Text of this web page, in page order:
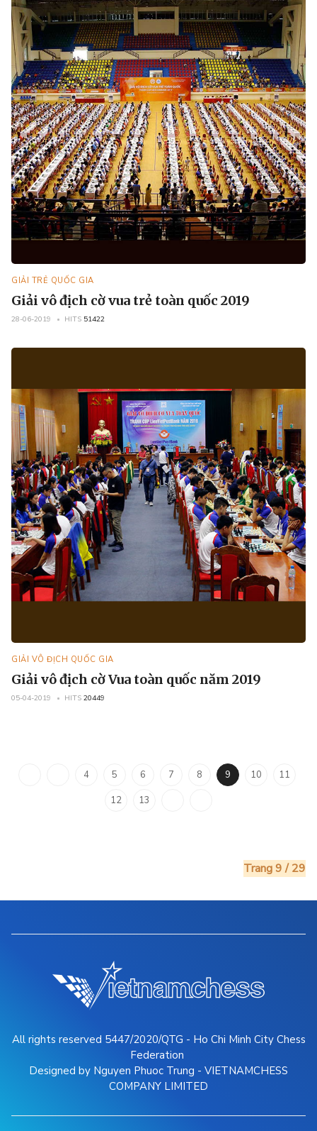
GIẢI TRẺ QUỐC GIA
Giải vô địch cờ vua trẻ toàn quốc 2019
28-06-2019 HITS 51422
GIẢI VÔ ĐỊCH QUỐC GIA
Giải vô địch cờ Vua toàn quốc năm 2019
05-04-2019 HITS 20449
4 5 6 7 8 9 10
11
12
13
Trang 9 / 29
All rights reserved 5447/2020/QTG - Ho Chi Minh City Chess
Federation
Designed by Nguyen Phuoc Trung - VIETNAMCHESS
COMPANY LIMITED